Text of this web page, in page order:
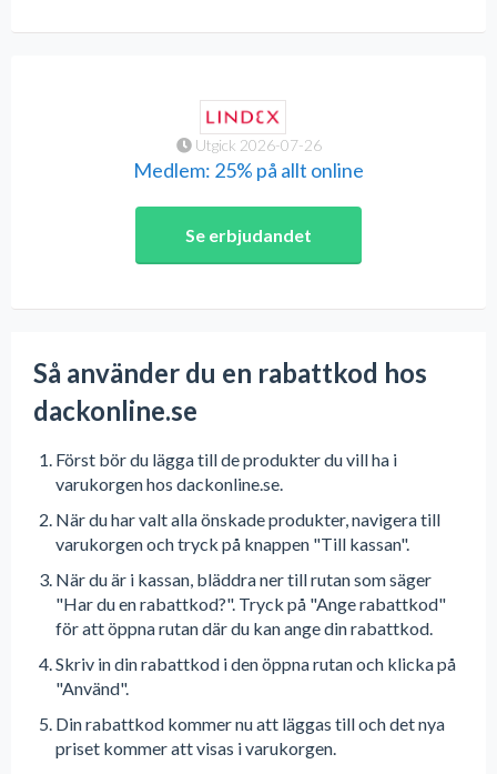
Utgick 2026-07-26
Medlem: 25% på allt online
Se erbjudandet
Så använder du en rabattkod hos
dackonline.se
Först bör du lägga till de produkter du vill ha i
varukorgen hos dackonline.se.
När du har valt alla önskade produkter, navigera till
varukorgen och tryck på knappen "Till kassan".
När du är i kassan, bläddra ner till rutan som säger
"Har du en rabattkod?". Tryck på "Ange rabattkod"
för att öppna rutan där du kan ange din rabattkod.
Skriv in din rabattkod i den öppna rutan och klicka på
"Använd".
Din rabattkod kommer nu att läggas till och det nya
priset kommer att visas i varukorgen.